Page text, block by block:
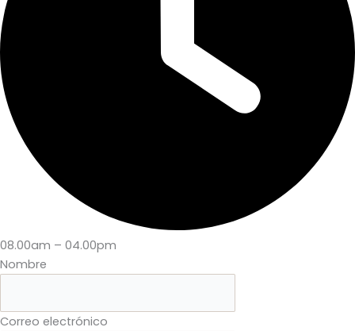
08.00am – 04.00pm
Nombre
Correo electrónico